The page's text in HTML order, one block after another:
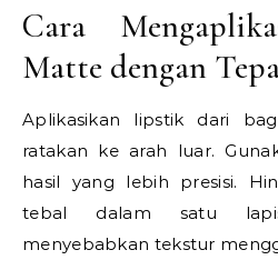
Cara
Matte dengan
Aplikasikan lipstik dari
ratakan ke arah luar.
hasil yang lebih presisi.
tebal dalam satu
menyebabkan tekstur